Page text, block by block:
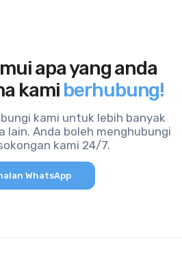
apa yang anda
kami berhubung!
kami untuk lebih banyak
lain. Anda boleh menghubungi
kami 24/7.
WhatsApp